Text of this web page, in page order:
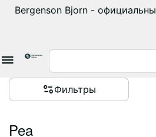
Bergenson Bjorn -
Фильтры
Pea